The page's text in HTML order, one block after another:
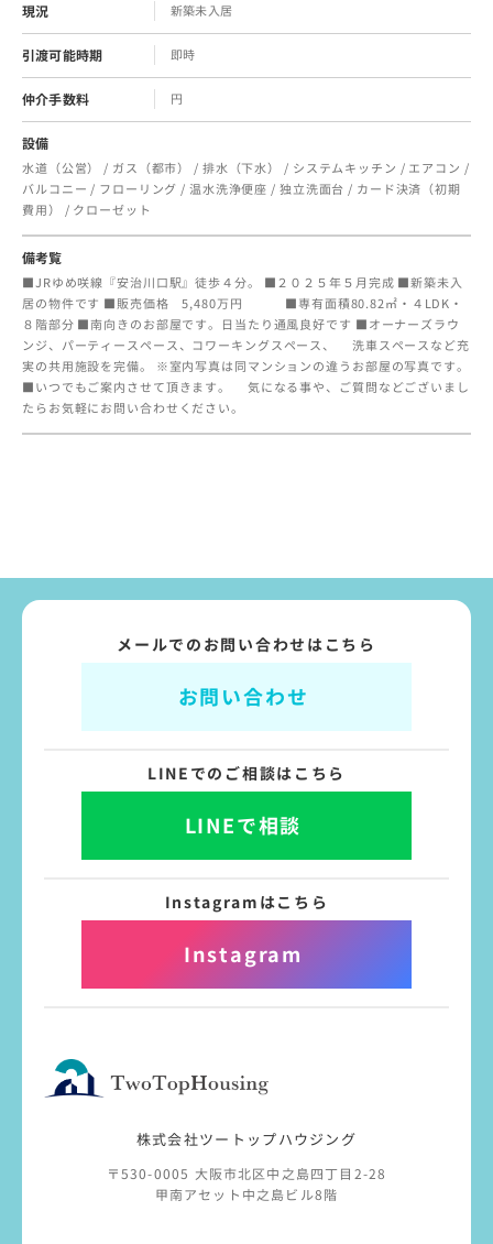
現況 新築未入居
引渡可能時期 即時
仲介手数料 円
設備
水道（公営） / ガス（都市） / 排水（下水） / システムキッチン / エアコン /
バルコニー / フローリング / 温水洗浄便座 / 独立洗面台 / カード決済（初期
費用） / クローゼット
備考覧
■JRゆめ咲線『安治川口駅』徒歩４分。 ■２０２５年５月完成 ■新築未入
居の物件です ■販売価格 5,480万円 ■専有面積80.82㎡・４LDK・
８階部分 ■南向きのお部屋です。日当たり通風良好です ■オーナーズラウ
ンジ、パーティースペース、コワーキングスペース、 洗車スペースなど充
実の共用施設を完備。 ※室内写真は同マンションの違うお部屋の写真です。
■いつでもご案内させて頂きます。 気になる事や、ご質問などございまし
たらお気軽にお問い合わせください。
メールでのお問い合わせはこちら
お問い合わせ
LINEでのご相談はこちら
LINEで相談
Instagramはこちら
Instagram
株式会社ツートップハウジング
〒530-0005 大阪市北区中之島四丁目2-28
甲南アセット中之島ビル8階